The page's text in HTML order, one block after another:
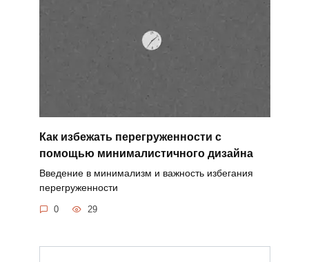
Как избежать перегруженности с
помощью минималистичного дизайна
Введение в минимализм и важность избегания
перегруженности
0 29